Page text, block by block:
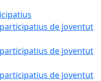
de joventut
de joventut
de joventut